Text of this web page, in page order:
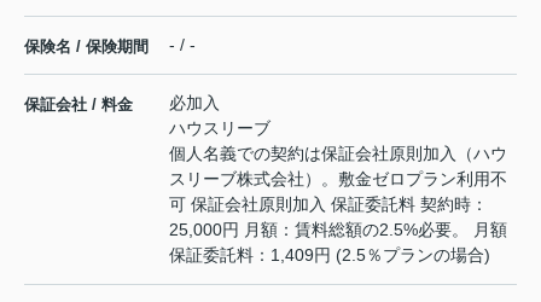
保険名 / 保険期間 - / -
保証会社 / 料金
必加入
ハウスリーブ
個人名義での契約は保証会社原則加入（ハウ
スリーブ株式会社）。敷金ゼロプラン利用不
可 保証会社原則加入 保証委託料 契約時：
25,000円 月額：賃料総額の2.5%必要。 月額
保証委託料：1,409円 (2.5％プランの場合)